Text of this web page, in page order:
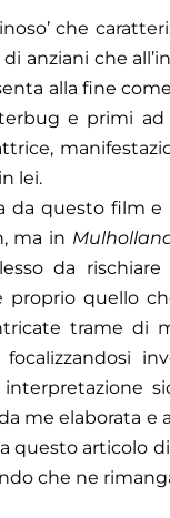
che
anziani che
alla fine
e primi ad
lei.
da questo film
ma in
da
quello
trame di
me elaborata e
questo articolo
che ne